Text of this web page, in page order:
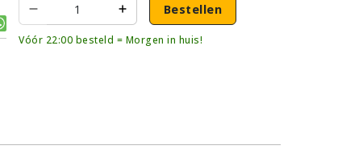
Bestellen
Vóór 22:00 besteld = Morgen in huis!